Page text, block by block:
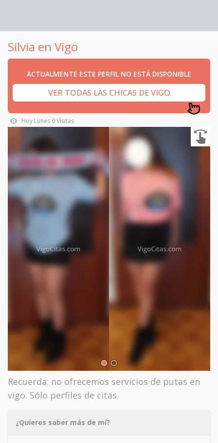
Silvia en Vigo
ACTUALMENTE ESTE PERFIL NO ESTÁ DISPONIBLE
VER TODAS LAS CHICAS DE VIGO
Hoy Lunes 0Visitas
Recuerda: no ofrecemos servicios de putas en
vigo. Sólo perfiles de citas.
¿Quieres saber más de mí?